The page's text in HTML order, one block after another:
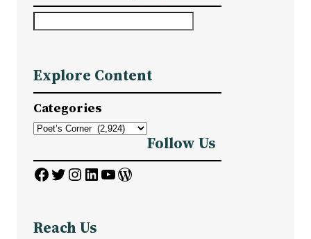
r
c
h
Explore Content
Categories
Follow Us
Facebook Twitter InstagramLinkedIn YouTube WordPress
Reach Us